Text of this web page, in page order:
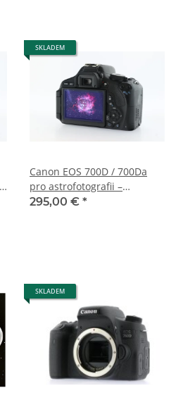
SKLADEM
Canon EOS 700D / 700Da
pro astrofotografii –
astromodifikovaná – 3 roky
295,00 € *
SKLADEM